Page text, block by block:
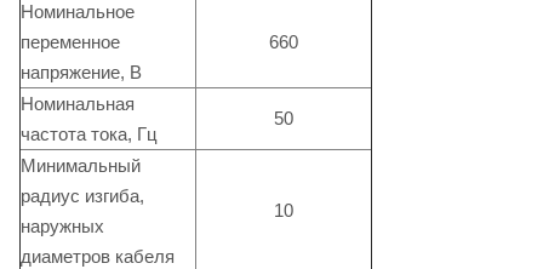
Номинальное
переменное
напряжение, В
660
Номинальная
частота тока, Гц
50
Минимальный
радиус изгиба,
наружных
диаметров кабеля
10